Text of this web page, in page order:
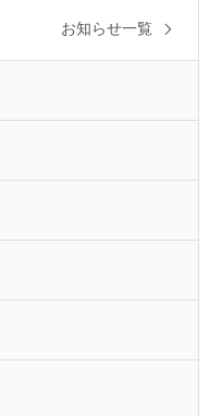
お知らせ一覧